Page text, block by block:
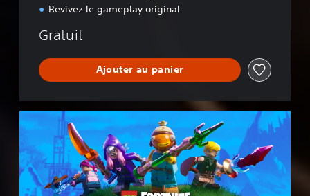
Revivez le gameplay original
Gratuit
Ajouter au panier
E
G
O
®